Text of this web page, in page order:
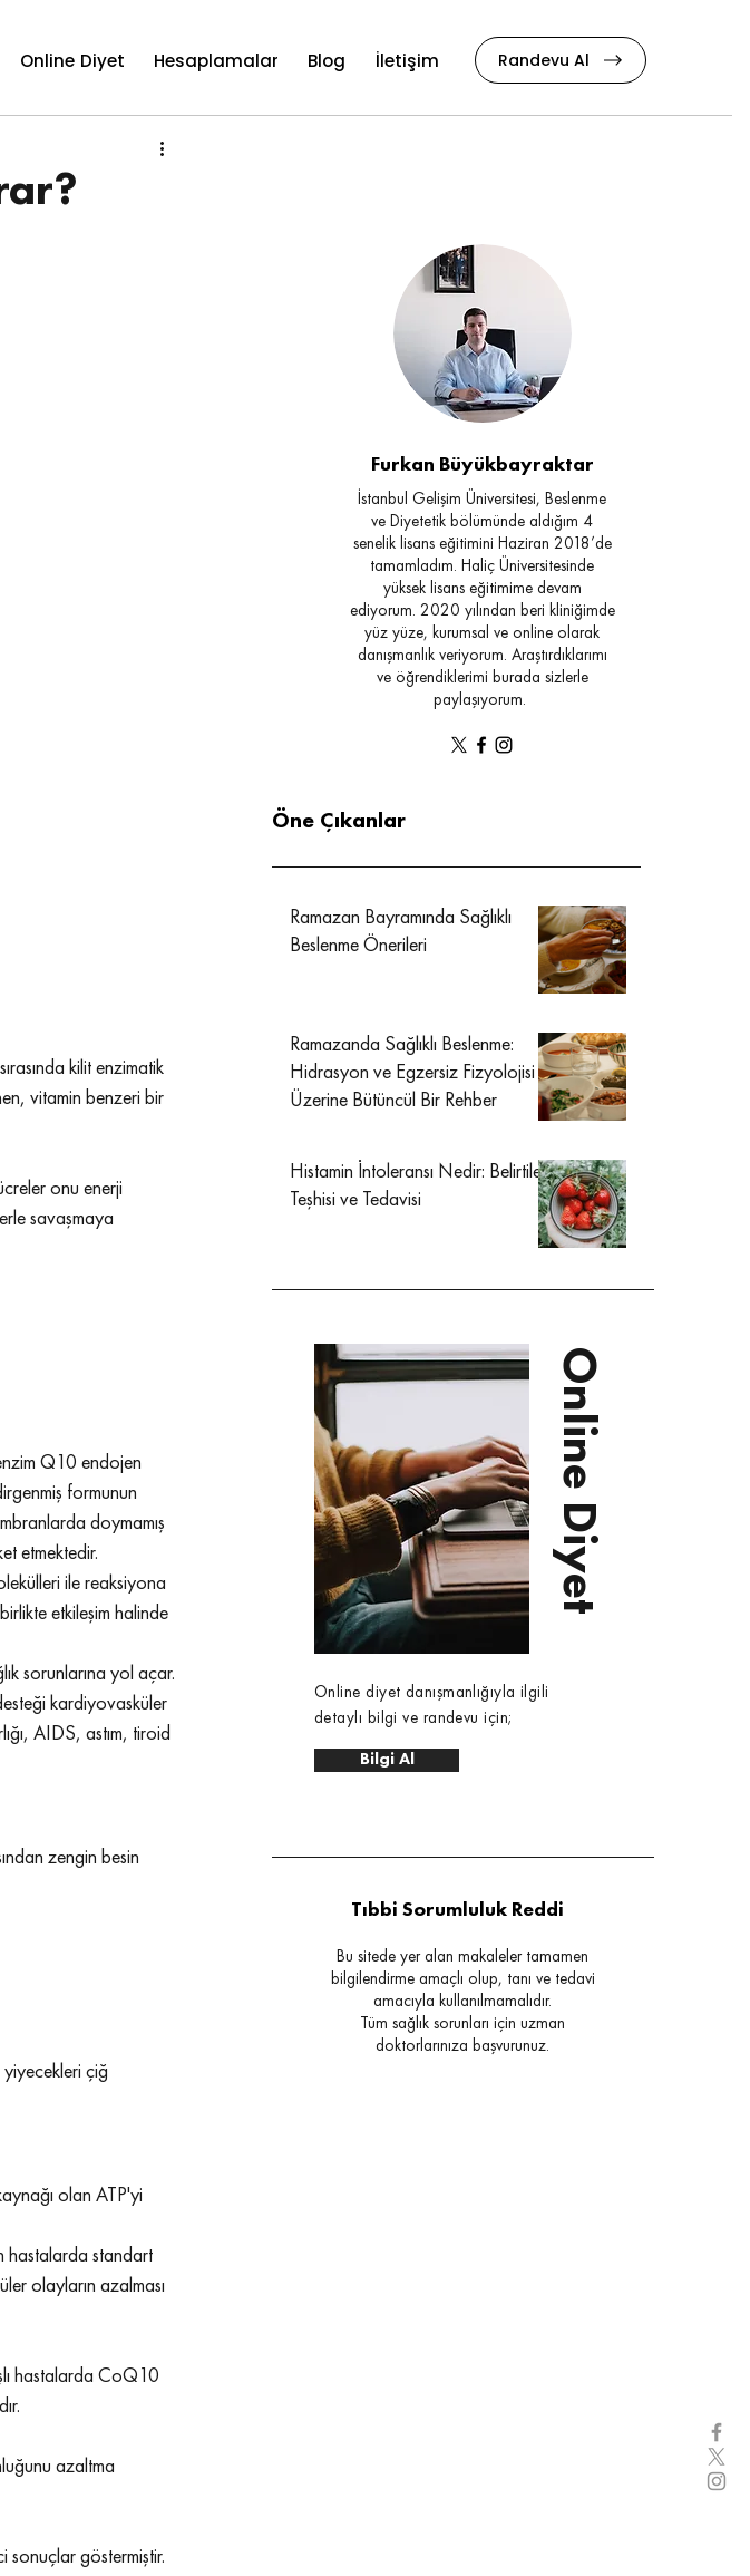
Online Diyet Hesaplamalar Blog İletişim Randevu Al
kilit enzimatik
vitamin benzeri bir
onu enerji
savaşmaya
Q10 endojen
formunun
doymamış
etmektedir.
ile reaksiyona
etkileşim halinde
sorunlarına yol açar.
kardiyovasküler
AIDS, astım, tiroid
zengin besin
yiyecekleri çiğ
olan ATP'yi
hastalarda standart
olayların azalması
hastalarda CoQ10
.
azaltma
sonuçlar göstermiştir.
Ramazan Bayramında Sağlıklı
Beslenme Önerileri
Ramazanda Sağlıklı Beslenme:
Hidrasyon ve Egzersiz Fizyolojisi
Üzerine Bütüncül Bir Rehber
Histamin İntoleransı Nedir: Belirtileri
Teşhisi ve Tedavisi
Öne Çıkanlar
Furkan Büyükbayraktar
İstanbul Gelişim Üniversitesi, Beslenme
ve Diyetetik bölümünde aldığım 4
senelik lisans eğitimini Haziran 2018’de
tamamladım. Haliç Üniversitesinde
yüksek lisans eğitimime devam
ediyorum. 2020 yılından beri kliniğimde
yüz yüze, kurumsal ve online olarak
danışmanlık veriyorum. Araştırdıklarımı
ve öğrendiklerimi burada sizlerle
paylaşıyorum.
Online Diyet
Online diyet danışmanlığıyla ilgili
detaylı bilgi ve randevu için;
Bilgi Al
Bu sitede yer alan makaleler tamamen
bilgilendirme amaçlı olup, tanı ve tedavi
amacıyla kullanılmamalıdır.
Tüm sağlık sorunları için uzman
doktorlarınıza başvurunuz.
Tıbbi Sorumluluk Reddi